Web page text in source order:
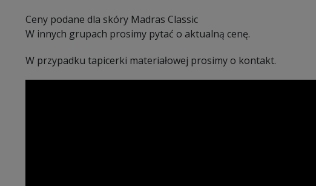
Ceny podane dla skóry Madras Classic
W innych grupach prosimy pytać o aktualną cenę.
W przypadku tapicerki materiałowej prosimy o kontakt.